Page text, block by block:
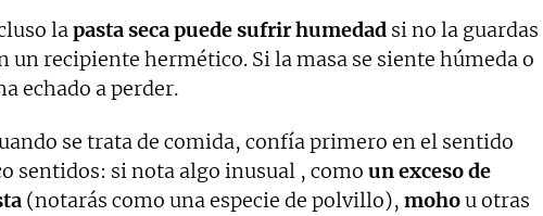
lapasta seca puede sufrir humedad si no la guardas
un recipiente hermético. Si la masa se siente húmeda o
echado a perder.
se trata de comida, confía primero en el sentido
sentidos: si nota algo inusual , como un exceso de
(notarás como una especie de polvillo), mohou otras